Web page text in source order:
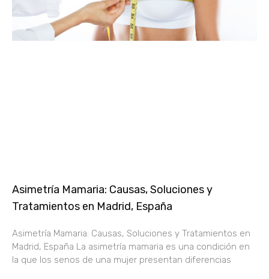
Asimetría Mamaria: Causas, Soluciones y
Tratamientos en Madrid, España
Asimetría Mamaria: Causas, Soluciones y Tratamientos en
Madrid, España La asimetría mamaria es una condición en
la que los senos de una mujer presentan diferencias